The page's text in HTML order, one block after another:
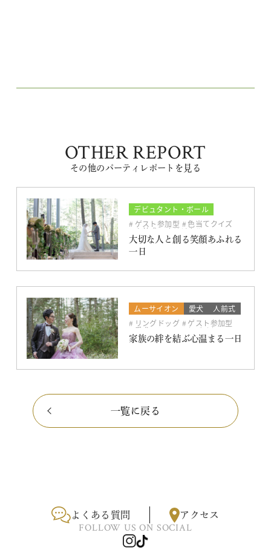
OTHER REPORT
その他のパーティレポートを見る
デビュタント・ボール
人前式
ドレス
ゲスト参加型 色当てクイズ
人前式 オリジナル
アットホーム ソファスタイル
大切な人と創る笑顔あふれる
一日
ムーサイオン 愛犬
人前式
リングドッグ
ゲスト参加型
愛犬 ファーストバイト
人前式 ファーストミート
アットホーム
家族の絆を結ぶ心温まる一日
一覧に戻る
よくある質問 アクセス
FOLLOW US ON SOCIAL